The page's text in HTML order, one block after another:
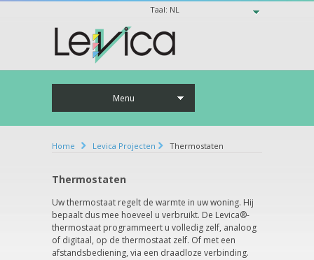
Taal: NL
Menu
Home Levica Projecten Thermostaten
Thermostaten
Uw thermostaat regelt de warmte in uw woning. Hij
bepaalt dus mee hoeveel u verbruikt. De Levica®-
thermostaat programmeert u volledig zelf, analoog
of digitaal, op de thermostaat zelf. Of met een
afstandsbediening, via een draadloze verbinding.